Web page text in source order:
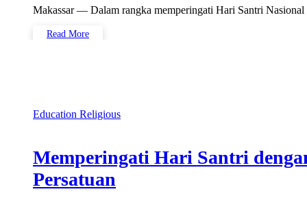
Makassar — Dalam rangka memperingati Hari Santri
Read More
Education Religious
Memperingati Hari Santri
Persatuan